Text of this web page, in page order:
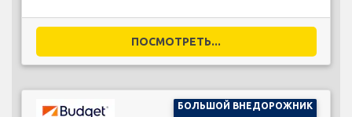
ПОСМОТРЕТЬ...
БОЛЬШОЙ ВНЕДОРОЖНИК